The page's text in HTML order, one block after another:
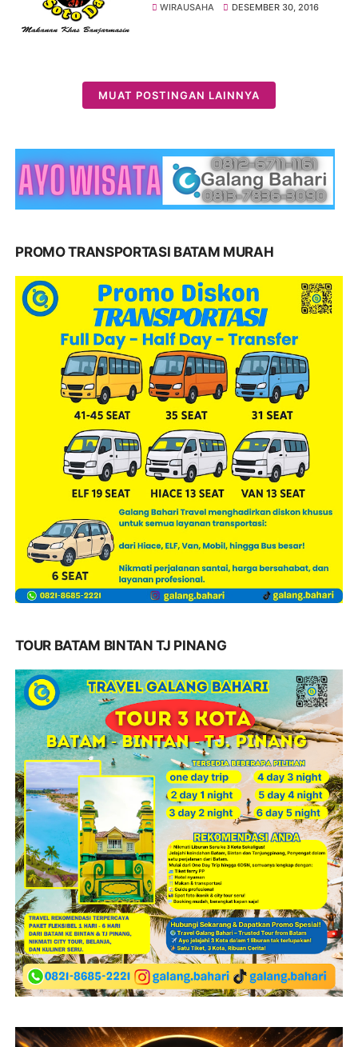
WIRAUSAHA DESEMBER 30, 2016
MUAT POSTINGAN LAINNYA
PROMO TRANSPORTASI BATAM MURAH
TOUR BATAM BINTAN TJ PINANG